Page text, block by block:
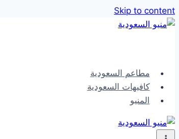
Skip to content
مطاعم السعودية
كافيهات السعودية
المنيو